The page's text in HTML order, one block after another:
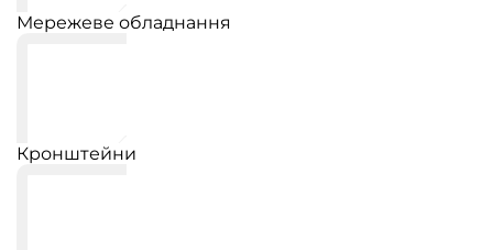
Мережеве обладнання
Кронштейни